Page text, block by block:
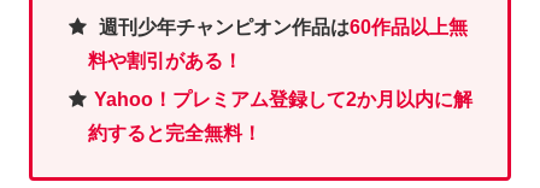
週刊少年チャンピオン作品は60作品以上無
料や割引がある！
Yahoo！プレミアム登録して2か月以内に解
約すると完全無料！